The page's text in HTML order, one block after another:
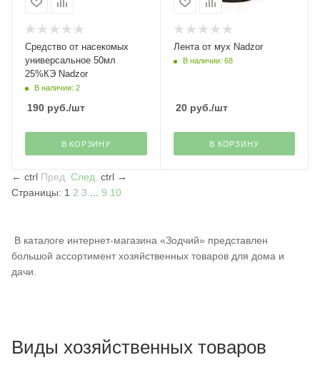
Средство от насекомых
универсальное 50мл
25%КЭ Nadzor
В наличии: 2
190 руб./шт
В КОРЗИНУ
Лента от мух Nadzor
В наличии: 68
20руб./шт
В КОРЗИНУ
← ctrl Пред. След. ctrl →
Страницы: 1 2 3 9 10
В каталоге интернет-магазина «Зодчий» представлен
большой ассортимент хозяйственных товаров для дома и
дачи.
Виды хозяйственных товаров